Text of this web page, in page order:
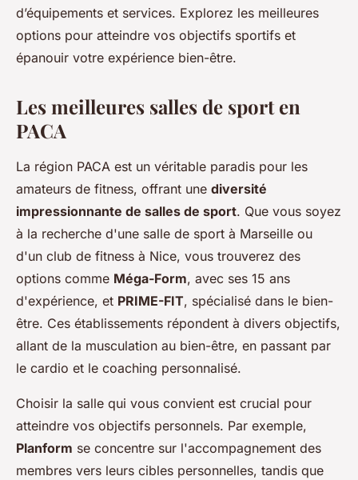
d’équipements et services. Explorez les meilleures
options pour atteindre vos objectifs sportifs et
épanouir votre expérience bien-être.
Les meilleures salles de sport en
PACA
La région PACA est un véritable paradis pour les
amateurs de fitness, offrant une diversité
impressionnante de salles de sport. Que vous soyez
à la recherche d'une salle de sport à Marseille ou
d'un club de fitness à Nice, vous trouverez des
options comme Méga-Form, avec ses 15 ans
d'expérience, et PRIME-FIT, spécialisé dans le bien-
être. Ces établissements répondent à divers objectifs,
allant de la musculation au bien-être, en passant par
le cardio et le coaching personnalisé.
Choisir la salle qui vous convient est crucial pour
atteindre vos objectifs personnels. Par exemple,
Planform se concentre sur l'accompagnement des
membres vers leurs cibles personnelles, tandis que